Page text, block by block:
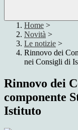
Home >
Novità >
Le notizie >
Rinnovo dei
nei Consigli di
Rinnovo dei
componente
Istituto